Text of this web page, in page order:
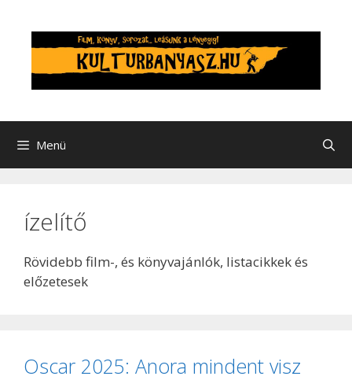
tartalomba
Menü
ízelítő
Rövidebb film-, és könyvajánlók, listacikkek és
előzetesek
Oscar 2025: Anora mindent visz